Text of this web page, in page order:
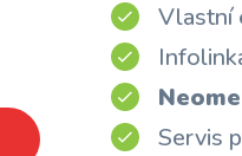
Vlastní
Servis